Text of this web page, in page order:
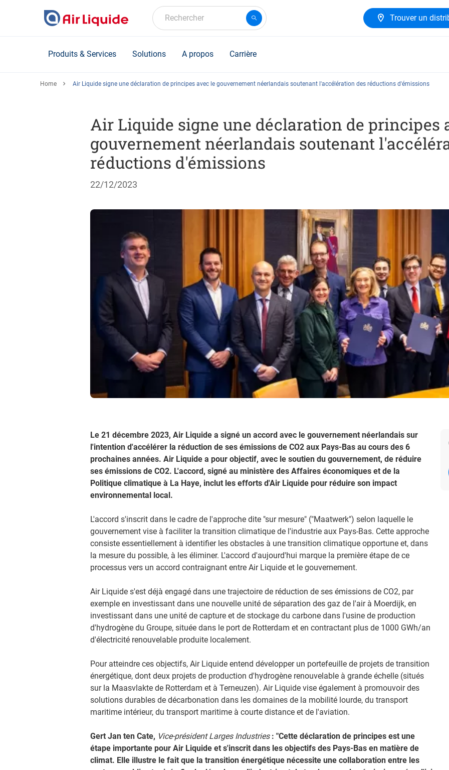
Rechercher Trouver un
Produits & Services Solutions A propos Carrière
Home Air Liquide signe une déclaration de principes avec le gouvernement néerlandais soutenant l'accélération des réductions d'émissions
Air Liquide signe une déclaration de principes
gouvernement néerlandais soutenant
réductions d'émissions
22/12/2023
Le 21 décembre 2023, Air Liquide a signé un accord avec le gouvernement néerlandais sur
l'intention d'accélérer la réduction de ses émissions de CO2 aux Pays-Bas au cours des 6
prochaines années. Air Liquide a pour objectif, avec le soutien du gouvernement, de réduire
ses émissions de CO2. L'accord, signé au ministère des Affaires économiques et de la
Politique climatique à La Haye, inclut les efforts d'Air Liquide pour réduire son impact
environnemental local.
L'accord s'inscrit dans le cadre de l'approche dite "sur mesure" ("Maatwerk") selon laquelle le
gouvernement vise à faciliter la transition climatique de l'industrie aux Pays-Bas. Cette approche
consiste essentiellement à identifier les obstacles à une transition climatique opportune et, dans
la mesure du possible, à les éliminer. L'accord d'aujourd'hui marque la première étape de ce
processus vers un accord contraignant entre Air Liquide et le gouvernement.
Air Liquide s'est déjà engagé dans une trajectoire de réduction de ses émissions de CO2, par
exemple en investissant dans une nouvelle unité de séparation des gaz de l'air à Moerdijk, en
investissant dans une unité de capture et de stockage du carbone dans l'usine de production
d'hydrogène du Groupe, située dans le port de Rotterdam et en contractant plus de 1000 GWh/an
d'électricité renouvelable produite localement.
Pour atteindre ces objectifs, Air Liquide entend développer un portefeuille de projets de transition
énergétique, dont deux projets de production d'hydrogène renouvelable à grande échelle (situés
sur la Maasvlakte de Rotterdam et à Terneuzen). Air Liquide vise également à promouvoir des
solutions durables de décarbonation dans les domaines de la mobilité lourde, du transport
maritime intérieur, du transport maritime à courte distance et de l'aviation.
Gert Jan ten Cate, Vice-président Larges Industries: "Cette déclaration de principes est une
étape importante pour Air Liquide et s'inscrit dans les objectifs des Pays-Bas en matière de
climat. Elle illustre le fait que la transition énergétique nécessite une collaboration entre les